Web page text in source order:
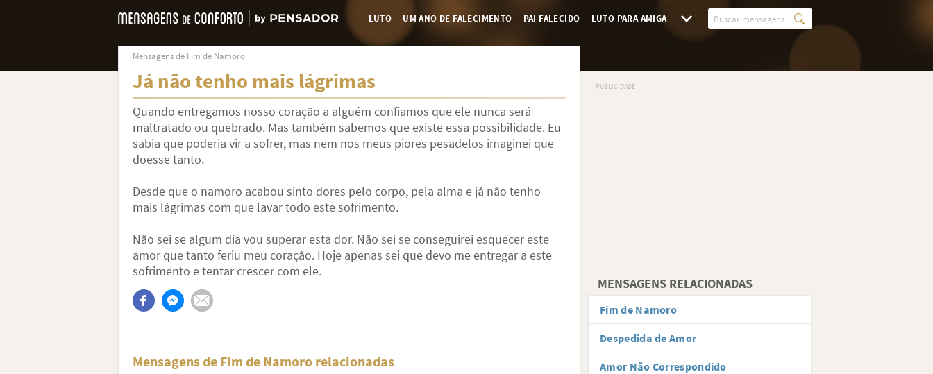
LUTO UM ANO DE FALECIMENTO PAI FALECIDO LUTO PARA AMIGA
Mensagens de Fim de Namoro
Já não tenho mais lágrimas
Quando entregamos nosso coração a alguém confiamos que ele nunca será
maltratado ou quebrado. Mas também sabemos que existe essa possibilidade. Eu
sabia que poderia vir a sofrer, mas nem nos meus piores pesadelos imaginei que
doesse tanto.
Desde que o namoro acabou sinto dores pelo corpo, pela alma e já não tenho
mais lágrimas com que lavar todo este sofrimento.
Não sei se algum dia vou superar esta dor. Não sei se conseguirei esquecer este
amor que tanto feriu meu coração. Hoje apenas sei que devo me entregar a este
sofrimento e tentar crescer com ele.
Mensagens de Fim de Namoro relacionadas
MENSAGENS RELACIONADAS
Fim de Namoro
Despedida de Amor
Amor Não Correspondido